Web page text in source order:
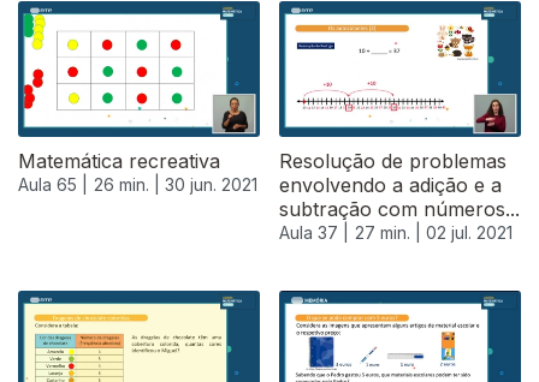
Matemática recreativa
Aula 65 | 26 min. | 30 jun. 2021
Resolução de problemas
envolvendo a adição e a
subtração com números...
Aula 37 | 27 min. | 02 jul. 2021
556889